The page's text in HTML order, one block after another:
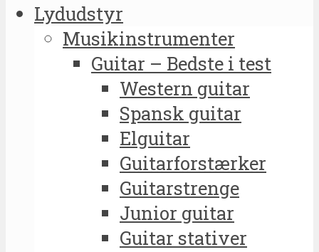
Lydudstyr
Musikinstrumenter
Guitar – Bedste i test
Western guitar
Spansk guitar
Elguitar
Guitarforstærker
Guitarstrenge
Junior guitar
Guitar stativer